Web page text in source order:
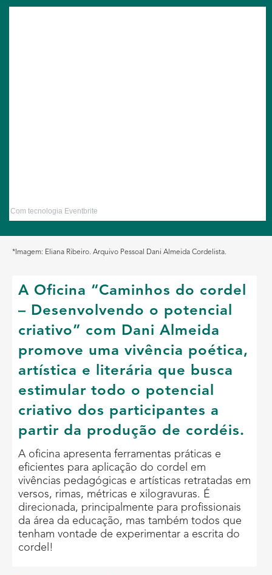
Com tecnologia Eventbrite
*Imagem: Eliana Ribeiro. Arquivo Pessoal Dani Almeida Cordelista.
A Oficina “Caminhos do cordel
– Desenvolvendo o potencial
criativo” com Dani Almeida
promove uma vivência poética,
artística e literária que busca
estimular todo o potencial
criativo dos participantes a
partir da produção de cordéis.
A oficina apresenta ferramentas práticas e
eficientes para aplicação do cordel em
vivências pedagógicas e artísticas retratadas em
versos, rimas, métricas e xilogravuras. É
direcionada, principalmente para profissionais
da área da educação, mas também todos que
tenham vontade de experimentar a escrita do
cordel!